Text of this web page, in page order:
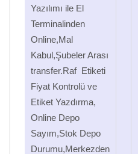
Yazılımı ile El
Terminalinden
Online,Mal
Kabul,Şubeler Arası
transfer.Raf Etiketi
Fiyat Kontrolü ve
Etiket Yazdırma,
Online Depo
Sayım,Stok Depo
Durumu,Merkezden